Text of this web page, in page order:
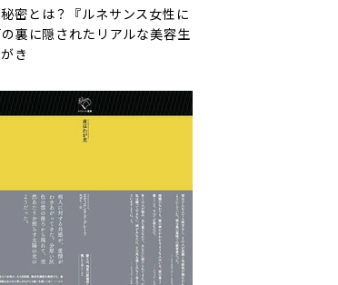
密とは？『ルネサンス女性に
の裏に隠されたリアルな美容生
き